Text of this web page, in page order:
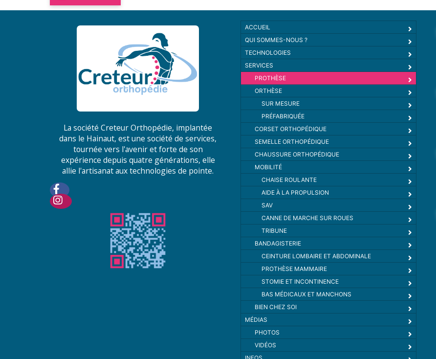
La société Creteur Orthopédie, implantée
dans le Hainaut, est une société de services,
tournée vers l'avenir et forte de son
expérience depuis quatre générations, elle
allie l'artisanat aux technologies de pointe.
ACCUEIL
QUI SOMMES-NOUS ?
TECHNOLOGIES
SERVICES
PROTHÈSE
ORTHÈSE
SUR MESURE
PRÉFABRIQUÉE
CORSET ORTHOPÉDIQUE
SEMELLE ORTHOPÉDIQUE
CHAUSSURE ORTHOPÉDIQUE
MOBILITÉ
CHAISE ROULANTE
AIDE À LA PROPULSION
SAV
CANNE DE MARCHE SUR ROUES
TRIBUNE
BANDAGISTERIE
CEINTURE LOMBAIRE ET ABDOMINALE
PROTHÈSE MAMMAIRE
STOMIE ET INCONTINENCE
BAS MÉDICAUX ET MANCHONS
BIEN CHEZ SOI
MÉDIAS
PHOTOS
VIDÉOS